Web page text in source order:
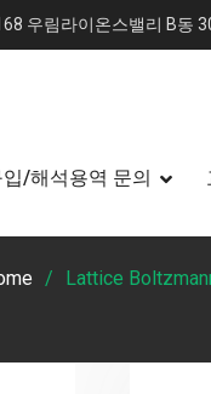
우림라이온스밸리 B동
/해석용역 문의
Lattice